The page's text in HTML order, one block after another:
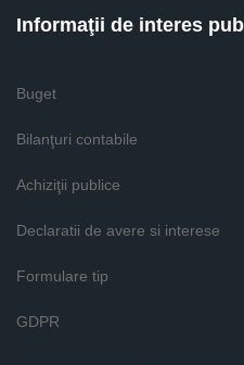
Informaţii de interes
Buget
Bilanţuri contabile
Achiziţii publice
Declaratii de avere si interese
Formulare tip
GDPR